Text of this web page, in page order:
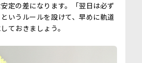
定の差になります。「翌日は必ず
いうルールを設けて、早めに軌道
ておきましょう。